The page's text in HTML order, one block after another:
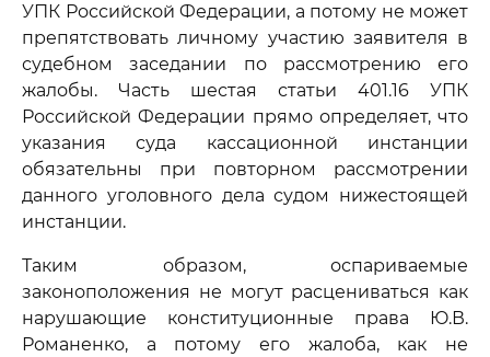
УПК Российской Федерации, а потому не может
препятствовать личному участию заявителя в
судебном заседании по рассмотрению его
жалобы. Часть шестая статьи 401.16 УПК
Российской Федерации прямо определяет, что
указания суда кассационной инстанции
обязательны при повторном рассмотрении
данного уголовного дела судом нижестоящей
инстанции.
Таким образом, оспариваемые
законоположения не могут расцениваться как
нарушающие конституционные права Ю.В.
Романенко, а потому его жалоба, как не